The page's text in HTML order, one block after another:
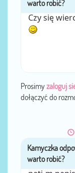
Czy się
Prosimyzaloguj
dołączyć do